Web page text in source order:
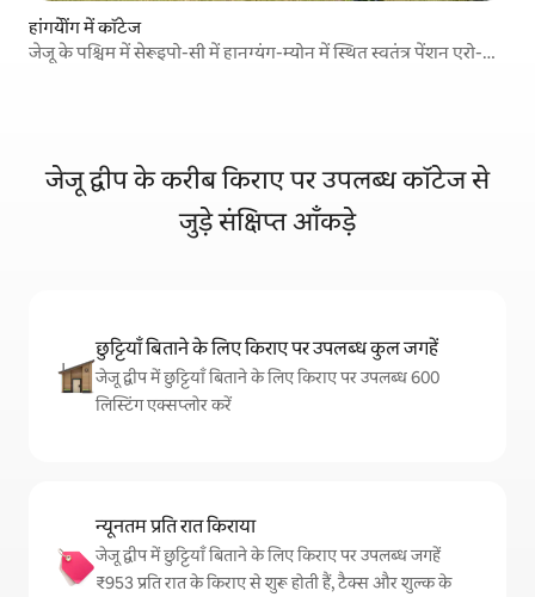
हांगयेोंग में कॉटेज
जेजू के पश्चिम में सेरूइपो-सी में हानग्यंग-म्योन में स्थित स्वतंत्र पेंशन एरो-
जेजू द्वीप के करीब किराए पर उपलब्ध कॉटेज से
जुड़े संक्षिप्त आँकड़े
छुट्टियाँ बिताने के लिए किराए पर उपलब्ध कुल जगहें
जेजू द्वीप में छुट्टियाँ बिताने के लिए किराए पर उपलब्ध 600
लिस्टिंग एक्सप्लोर करें
न्यूनतम प्रति रात किराया
जेजू द्वीप में छुट्टियाँ बिताने के लिए किराए पर उपलब्ध जगहें
₹953 प्रति रात के किराए से शुरू होती हैं, टैक्स और शुल्क के